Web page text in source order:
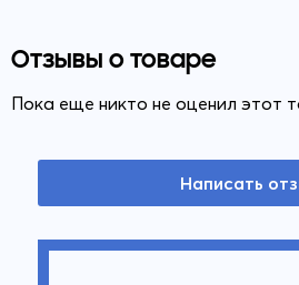
Отзывы о товаре
Пока еще никто не оценил этот
Написать